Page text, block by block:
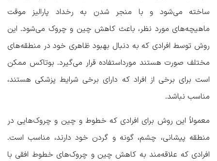
ساخته می‌شود و با منجر شدن به رخداد پارالیز موقت
ماهیچه‌های مورد نظر، باعث کاهش چین و چروک می‌شود. این
روش توسط افرادی که به دنبال بهبود ظاهری خود در منطقه‌‌های
مختلف صورت هستند مورداستفاده قرار می‌گیرد. بوتاکس ممکن
است برای برخی از افراد که دارای برخی شرایط پزشکی هستند،
مناسب نباشد.
معمولاً این روش برای افرادی که خطوط و چین و چروک‌هایی در
منطقه پیشانی، چشم، گونه‌ و گردن خود دارند، مناسب است.
افرادی که علاقه‌مند به کاهش چین و چروک‌های خطوط افقی با